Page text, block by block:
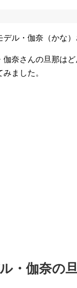
デル・伽奈（かな
伽奈さんの旦那は
みました。
・伽奈の